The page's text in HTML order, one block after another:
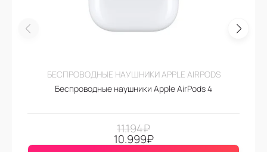
БЕСПРОВОДНЫЕ НАУШНИКИ APPLE AIRPODS
Беспроводные наушники Apple AirPods 4
11.194₽
10.999₽